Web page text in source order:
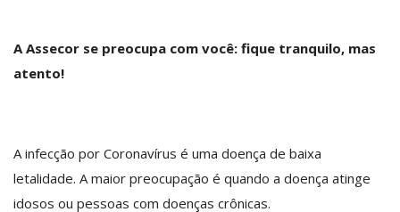
A Assecor se preocupa com você: fique tranquilo, mas
atento!
A infecção por Coronavírus é uma doença de baixa
letalidade. A maior preocupação é quando a doença atinge
idosos ou pessoas com doenças crônicas.